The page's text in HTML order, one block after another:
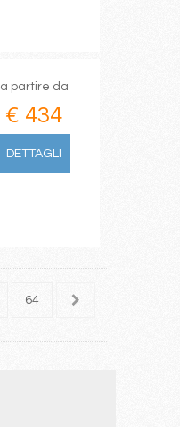
a partire da
€ 434
DETTAGLI
64 65